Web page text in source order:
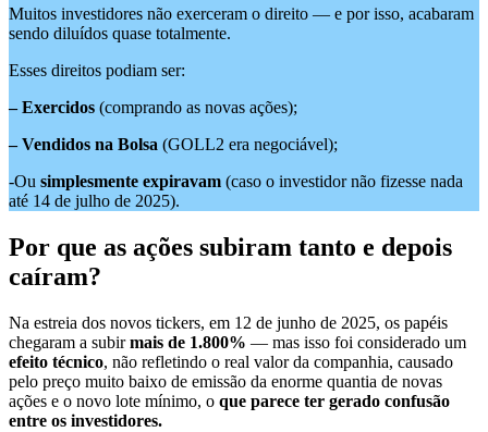
Muitos investidores não exerceram o direito — e por isso, acabaram
sendo diluídos quase totalmente.
Esses direitos podiam ser:
– Exercidos (comprando as novas ações);
– Vendidos na Bolsa (GOLL2 era negociável);
-Ou simplesmente expiravam (caso o investidor não fizesse nada
até 14 de julho de 2025).
Por que as ações subiram tanto e depois
caíram?
Na estreia dos novos tickers, em 12 de junho de 2025, os papéis
chegaram a subirmais de 1.800% — mas isso foi considerado um
efeito técnico, não refletindo o real valor da companhia, causado
pelo preço muito baixo de emissão da enorme quantia de novas
ações e o novo lote mínimo, o que parece ter gerado confusão
entre os investidores.